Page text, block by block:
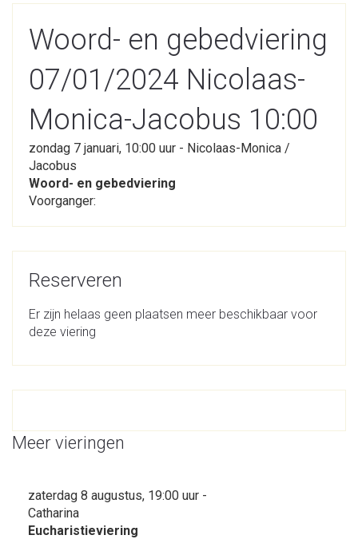
Woord- en gebedviering
07/01/2024 Nicolaas-
Monica-Jacobus 10:00
zondag 7 januari, 10:00 uur - Nicolaas-Monica /
Jacobus
Woord- en gebedviering
Voorganger:
Reserveren
Er zijn helaas geen plaatsen meer beschikbaar voor
deze viering
Meer vieringen
zaterdag 8 augustus, 19:00 uur -
Catharina
Eucharistieviering